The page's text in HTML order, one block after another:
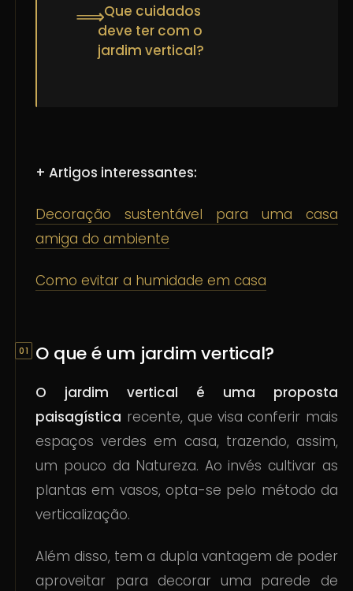
⟹Que cuidados
deve ter com o
jardim vertical?
+ Artigos interessantes:
Decoração sustentável para uma casa
amiga do ambiente
Como evitar a humidade em casa
O que é um jardim vertical?
O jardim vertical é uma proposta
paisagística recente, que visa conferir mais
espaços verdes em casa, trazendo, assim,
um pouco da Natureza. Ao invés cultivar as
plantas em vasos, opta-se pelo método da
verticalização.
Além disso, tem a dupla vantagem de poder
aproveitar para decorar uma parede de